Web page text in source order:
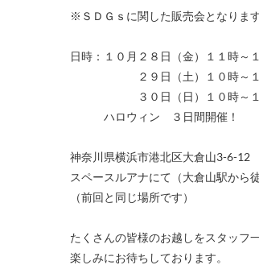
※ＳＤＧｓに関した販売会となりま
日時：１０月２８日（金）１１時～
２９日（土）１０時～１
３０日（日）１０時～１
ハロウィン ３日間開催！
神奈川県横浜市港北区大倉山3-6-12
スペースルアナにて（大倉山駅から
（前回と同じ場所です）
たくさんの皆様のお越しをスタッフ
楽しみにお待ちしております。